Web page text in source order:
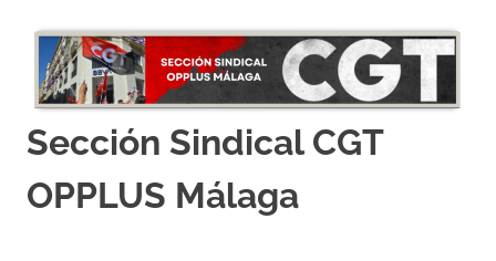
Sección Sindical CGT
OPPLUS Málaga